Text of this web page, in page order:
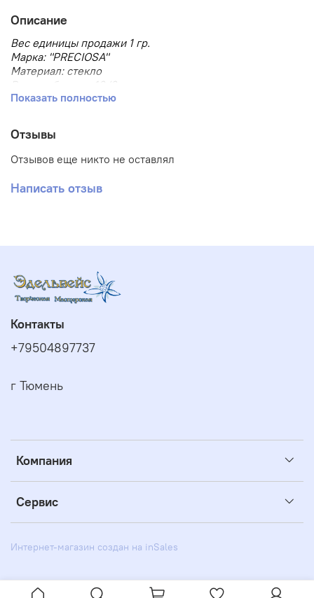
Описание
Вес единицы продажи 1 гр.
Марка: "PRECIOSA"
Материал: стекло
Размер бисера: 10/0
Размер, мм: 2.3
Тип упаковки: в пакете
Форма бисера: круглый
Показать полностью
Отзывы
Отзывов еще никто не оставлял
Написать отзыв
Компания
Сервис
Контакты
+79504897737
г Тюмень
Интернет-магазин создан на inSales